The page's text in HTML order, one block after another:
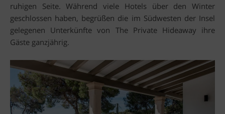
ruhigen Seite. Während viele Hotels über den Winter
geschlossen haben, begrüßen die im Südwesten der Insel
gelegenen Unterkünfte von The Private Hideaway ihre
Gäste ganzjährig.